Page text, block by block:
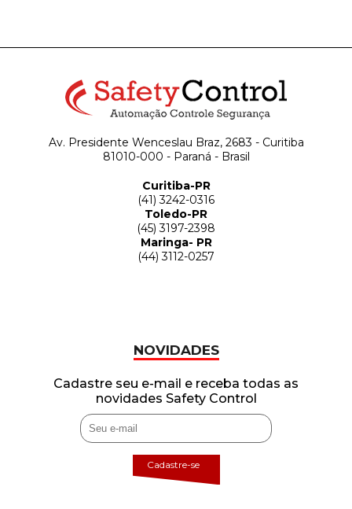
Av. Presidente Wenceslau Braz, 2683 - Curitiba
81010-000 - Paraná - Brasil
Curitiba-PR
(41) 3242-0316
Toledo-PR
(45) 3197-2398
Maringa- PR
(44) 3112-0257
NOVIDADES
Cadastre seu e-mail e receba todas as
novidades Safety Control
Cadastre-se